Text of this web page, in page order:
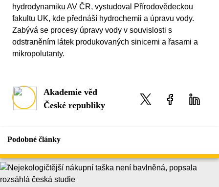
hydrodynamiku AV ČR, vystudoval Přírodovědeckou
fakultu UK, kde přednáší hydrochemii a úpravu vody.
Zabývá se procesy úpravy vody v souvislosti s
odstraněním látek produkovaných sinicemi a řasami a
mikropolutanty.
Akademie věd
České republiky
Podobné články